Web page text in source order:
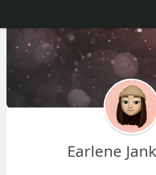
Earlene